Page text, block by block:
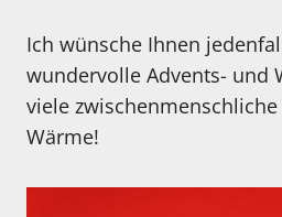
Ich wünsche Ihnen
wundervolle Advents- und
viele
Wärme!